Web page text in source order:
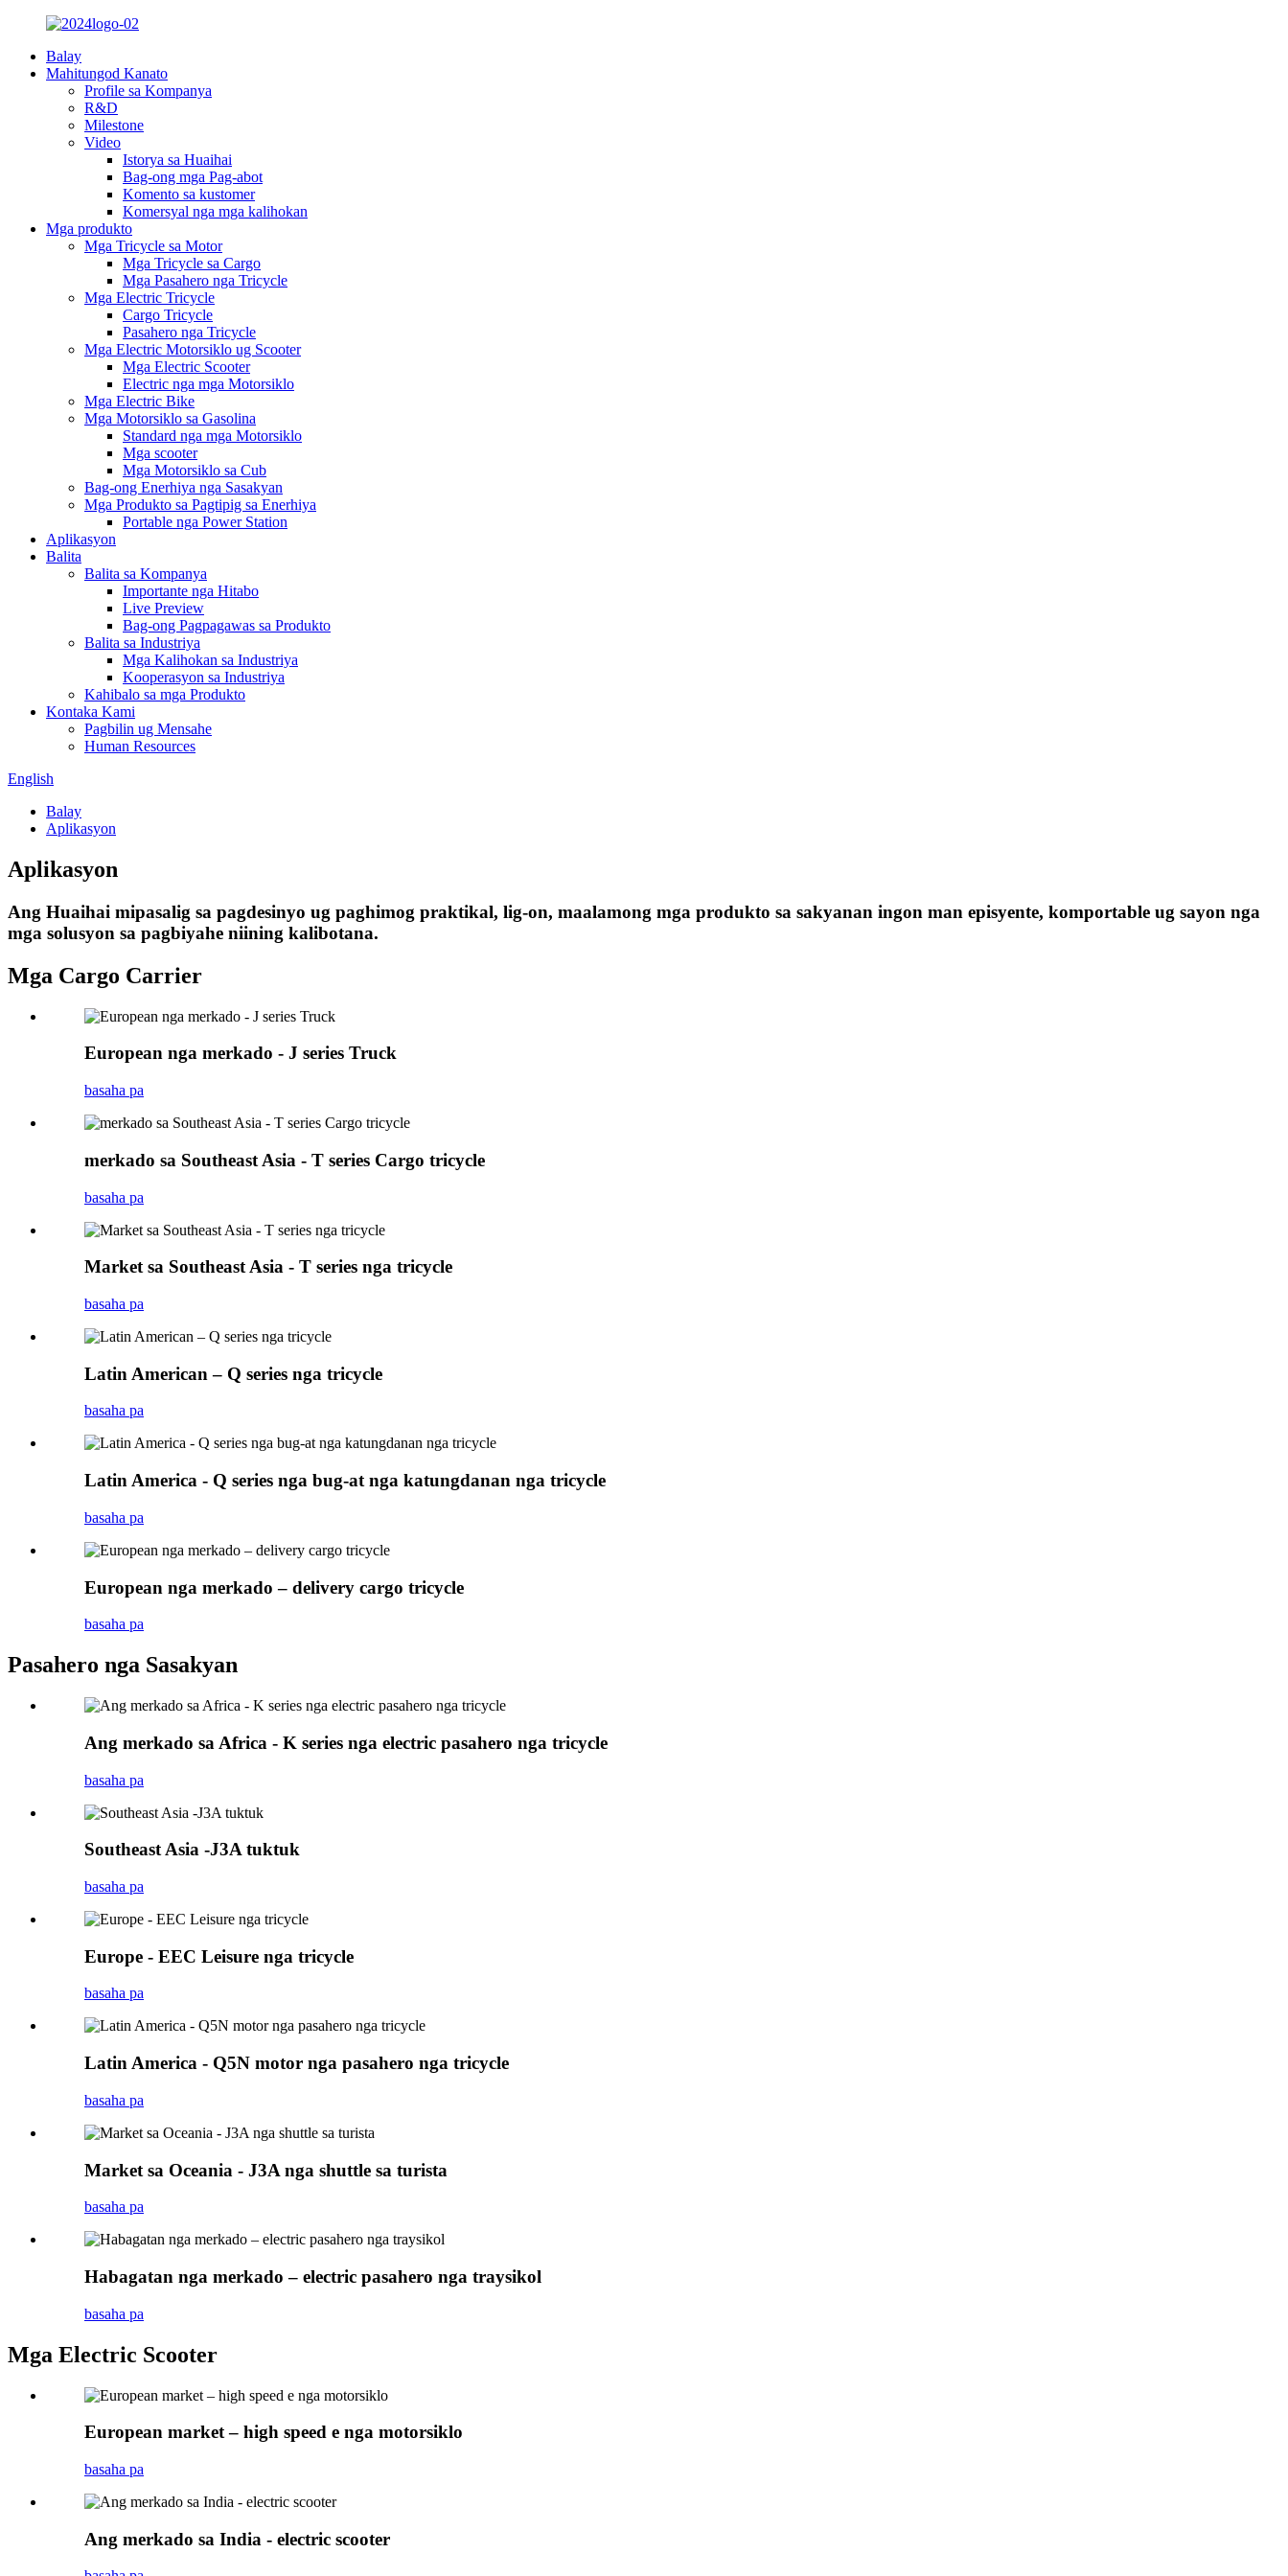
Balay
Mahitungod Kanato
Profile sa Kompanya
R&D
Milestone
Video
Istorya sa Huaihai
Bag-ong mga Pag-abot
Komento sa kustomer
Komersyal nga mga kalihokan
Mga produkto
Mga Tricycle sa Motor
Mga Tricycle sa Cargo
Mga Pasahero nga Tricycle
Mga Electric Tricycle
Cargo Tricycle
Pasahero nga Tricycle
Mga Electric Motorsiklo ug Scooter
Mga Electric Scooter
Electric nga mga Motorsiklo
Mga Electric Bike
Mga Motorsiklo sa Gasolina
Standard nga mga Motorsiklo
Mga scooter
Mga Motorsiklo sa Cub
Bag-ong Enerhiya nga Sasakyan
Mga Produkto sa Pagtipig sa Enerhiya
Portable nga Power Station
Aplikasyon
Balita
Balita sa Kompanya
Importante nga Hitabo
Live Preview
Bag-ong Pagpagawas sa Produkto
Balita sa Industriya
Mga Kalihokan sa Industriya
Kooperasyon sa Industriya
Kahibalo sa mga Produkto
Kontaka Kami
Pagbilin ug Mensahe
Human Resources
English
Balay
Aplikasyon
Aplikasyon
Ang Huaihai mipasalig sa pagdesinyo ug paghimog praktikal, lig-on, maalamong mga produkto sa sakyanan ingon man episyente, komportable ug sayon ​​nga
mga solusyon sa pagbiyahe niining kalibotana.
Mga Cargo Carrier
European nga merkado - J series Truck
basaha pa
merkado sa Southeast Asia - T series Cargo tricycle
basaha pa
Market sa Southeast Asia - T series nga tricycle
basaha pa
Latin American – Q series nga tricycle
basaha pa
Latin America - Q series nga bug-at nga katungdanan nga tricycle
basaha pa
European nga merkado – delivery cargo tricycle
basaha pa
Pasahero nga Sasakyan
Ang merkado sa Africa - K series nga electric pasahero nga tricycle
basaha pa
Southeast Asia -J3A tuktuk
basaha pa
Europe - EEC Leisure nga tricycle
basaha pa
Latin America - Q5N motor nga pasahero nga tricycle
basaha pa
Market sa Oceania - J3A nga shuttle sa turista
basaha pa
Habagatan nga merkado – electric pasahero nga traysikol
basaha pa
Mga Electric Scooter
European market – high speed e nga motorsiklo
basaha pa
Ang merkado sa India - electric scooter